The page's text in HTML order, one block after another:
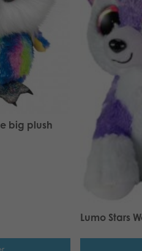
big plush
Lumo Stars